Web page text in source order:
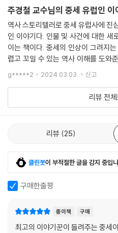
각자료로 이해를 돕는다.
가령 유럽 여행자라면 여행지로 손꼽
아고 데 콤포스텔라, 몽생미셸 수도
리 대성당, 로레토 산타 카사, 팔레르
담고 있는 이야기를 책에서 빼놓지
함을 더한다.
또 각종 연대기나 중세 고서에 담긴
그린 자신의 모습을 있는 그대로 알
유럽의 복잡한 정치 지형을 한눈에
역사에서의 ‘오트 불가리자시옹
대중들이 잘 이해할 수 있도록 고급
씨로 흥미진진하게 이야기에 빠져들
170여 컷의 시각자료가 독서를 풍요롭
주경철 교수님의 중세 유럽인 이
역사 스토리텔러로 중세 유럽사에 진
인 이야기다. 인물 및 사건에 대한 새
이는 책이다. 중세의 인상이 그려지
렵고 꼬일 수 있는 역사 이해를 도와
는 잘못된 이미지가 덧칠되어 있었
빛이 사그라든 후
g*****2 2024.03.03. 신고
리뷰 전체
리뷰 25
클린봇이 부적절한 글을 감지 중입
구매한줄평
종이책 구매
최고의 이야기꾼이 들려주는 중세